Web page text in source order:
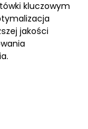
kluczowym
jakości